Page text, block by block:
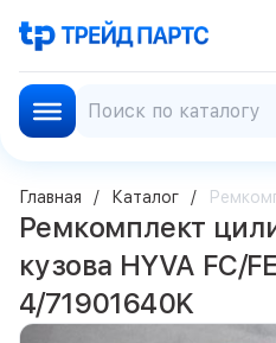
Главная Каталог
Ремкомплект
кузова HYVA FC/
4/71901640K